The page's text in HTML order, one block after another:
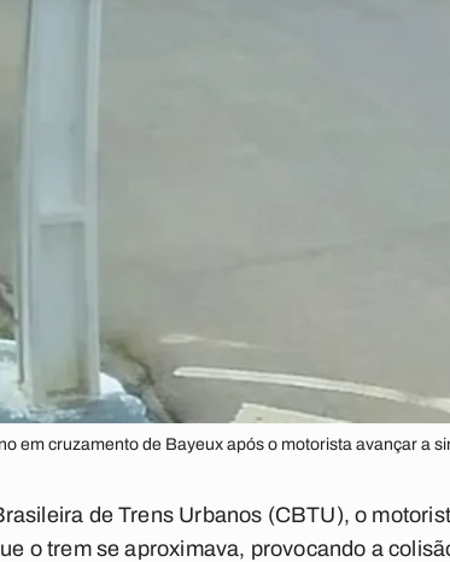
em cruzamento de Bayeux após o motorista avançar a
de Trens Urbanos (CBTU), o
o trem se aproximava, provocando a